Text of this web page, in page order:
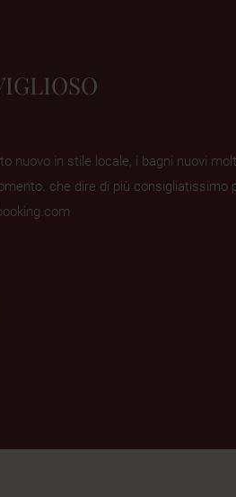
nuovo in stile locale, i bagni nuovi
che dire di più consigliatissimo